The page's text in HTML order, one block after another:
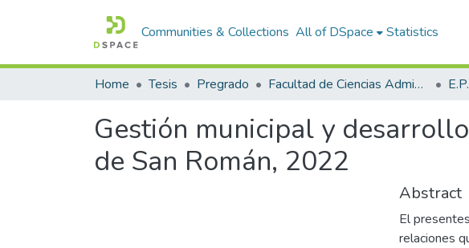
Communities & Collections All of DSpace Statistics
Home Tesis Pregrado Facultad de Ciencias Administrativas
Gestión municipal y
de San Román, 2022
Abstract
El
relaciones